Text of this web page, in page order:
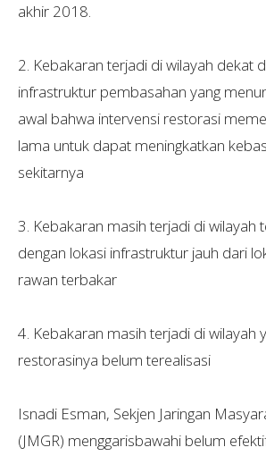
akhir 2018.
2. Kebakaran terjadi di wilayah dekat
infrastruktur pembasahan yang
awal bahwa intervensi restorasi
lama untuk dapat meningkatkan
sekitarnya
3. Kebakaran masih terjadi di wilayah
dengan lokasi infrastruktur jauh dari
rawan terbakar
4. Kebakaran masih terjadi di wilayah
restorasinya belum terealisasi
Isnadi Esman, Sekjen Jaringan
(JMGR) menggarisbawahi belum